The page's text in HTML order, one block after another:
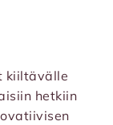
kiiltävälle
hetkiin